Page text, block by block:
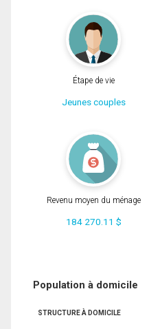
Étape de vie
Jeunes couples
Revenu moyen du ménage
184 270.11 $
Population à domicile
STRUCTURE À DOMICILE